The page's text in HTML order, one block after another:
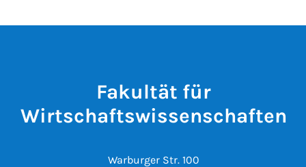
Fakultät für
Wirtschaftswissenschaften
Warburger Str. 100